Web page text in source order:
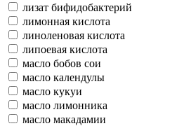
лизат бифидобактерий
лимонная кислота
линоленовая кислота
липоевая кислота
масло бобов сои
масло календулы
масло кукуи
масло лимонника
масло макадамии